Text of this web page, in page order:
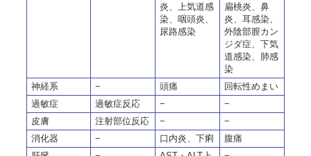
炎、上気道感
染、咽頭炎、
尿路感染
扁桃炎、鼻
炎、耳感染、
外陰部膣カン
ジダ症、下気
道感染、肺感
染
神経系
− 頭痛
回転性めまい
過敏症
過敏症反応 −
−
皮膚
注射部位反応 −
−
消化器
− 口内炎、下痢
腹痛